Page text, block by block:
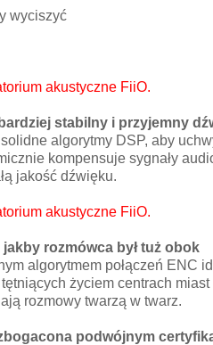
wyciszyć
akustyczne FiiO.
stabilny i przyjemny
algorytmy DSP, aby
kompensuje sygnały
jakość dźwięku.
akustyczne FiiO.
rozmówca był tuż obok
algorytmem połączeń
życiem centrach
rozmowy twarzą w twarz.
podwójnym